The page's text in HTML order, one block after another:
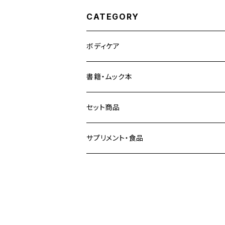
CATEGORY
ボディケア
書籍・ムック本
セット商品
サプリメント・食品